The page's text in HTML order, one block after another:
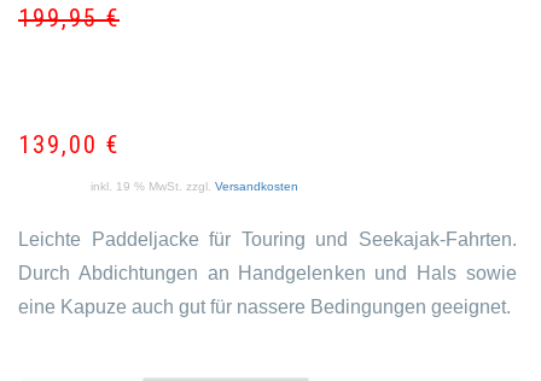
199,95€
139,00 €
inkl. 19 % MwSt. zzgl. Versandkosten
Leichte Paddeljacke für Touring und Seekajak-Fahrten.
Durch Abdichtungen an Handgelenken und Hals sowie
eine Kapuze auch gut für nassere Bedingungen geeignet.